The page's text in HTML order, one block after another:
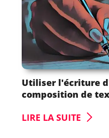
Utiliser l'écriture
composition de
LIRE LA SUITE